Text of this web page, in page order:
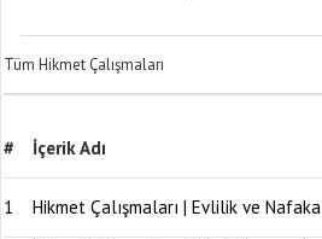
Tüm Hikmet Çalışmaları
# İçerik Adı
1 Hikmet Çalışmaları | Evlilik ve Nafaka